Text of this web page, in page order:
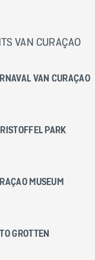
VAN CURAÇAO
VAN CURAÇAO
PARK
MUSEUM
GROTTEN